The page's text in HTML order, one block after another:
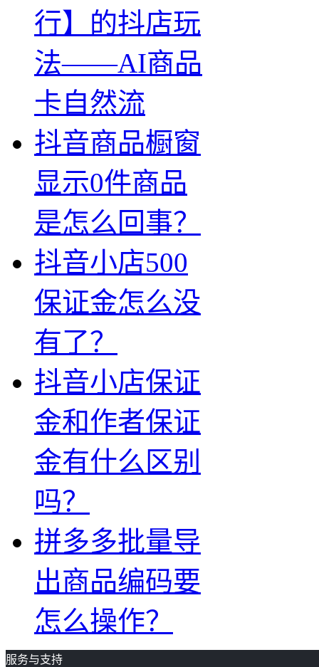
行】的抖店玩
法——AI商品
卡自然流
抖音商品橱窗
显示0件商品
是怎么回事？
抖音小店500
保证金怎么没
有了？
抖音小店保证
金和作者保证
金有什么区别
吗？
拼多多批量导
出商品编码要
怎么操作？
服务与支持